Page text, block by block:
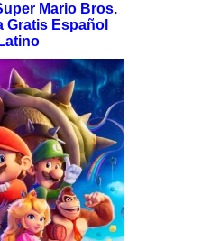
Mario Bros.
Gratis Español
Latino